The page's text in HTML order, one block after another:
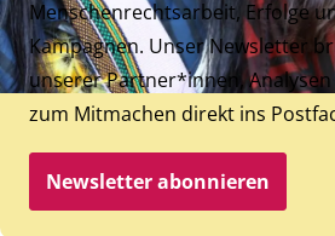
Menschenrechtsarbeit, Erfolge
Kampagnen. Unser Newsletter
unserer Partner*innen,
zum Mitmachen direkt ins
Newsletter abonnieren